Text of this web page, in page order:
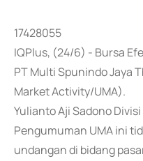
17428055
IQPlus, (24/6) - Bursa
PT Multi Spunindo Jaya
Market Activity/UMA).
Yulianto Aji Sadono
Pengumuman UMA ini
undangan di bidang